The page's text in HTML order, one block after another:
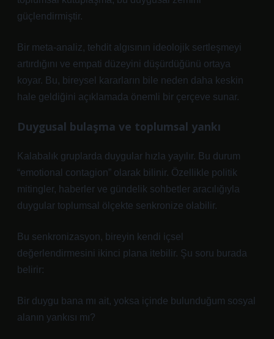
güçlendirmiştir.
Bir meta-analiz, tehdit algısının ideolojik sertleşmeyi
artırdığını ve empati düzeyini düşürdüğünü ortaya
koyar. Bu, bireysel kararların bile neden daha keskin
hale geldiğini açıklamada önemli bir çerçeve sunar.
Duygusal bulaşma ve toplumsal yankı
Kalabalık gruplarda duygular hızla yayılır. Bu durum
“emotional contagion” olarak bilinir. Özellikle politik
mitingler, haberler ve gündelik sohbetler aracılığıyla
duygular toplumsal ölçekte senkronize olabilir.
Bu senkronizasyon, bireyin kendi içsel
değerlendirmesini ikinci plana itebilir. Şu soru burada
belirir:
Bir duygu bana mı ait, yoksa içinde bulunduğum sosyal
alanın yankısı mı?